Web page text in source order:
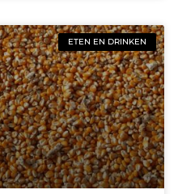
ETEN EN DRINKEN